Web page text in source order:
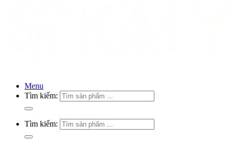
Menu
Tìm kiếm:
Tìm kiếm: